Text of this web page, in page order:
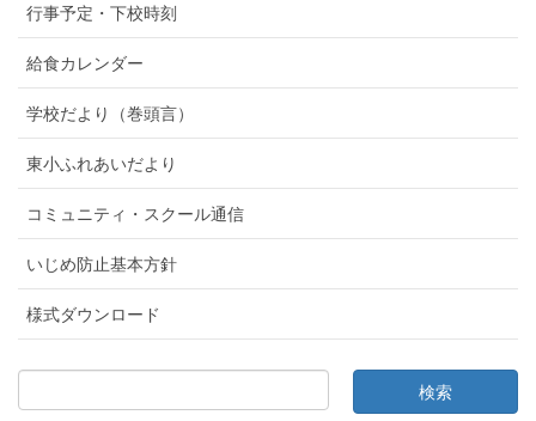
行事予定・下校時刻
給食カレンダー
学校だより（巻頭言）
東小ふれあいだより
コミュニティ・スクール通信
いじめ防止基本方針
様式ダウンロード